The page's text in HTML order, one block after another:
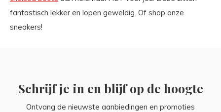
fantastisch lekker en lopen geweldig. Of shop onze
sneakers!
Schrijf je in en blijf op de hoogte
Ontvang de nieuwste aanbiedingen en promoties